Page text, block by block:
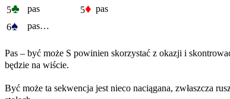
5♣ pas 5♦ pas
6♠ pas…
Pas – być może S powinien skorzystać z okazji i
będzie na wiście.
Być może ta sekwencja jest nieco naciągana, zwłaszcza